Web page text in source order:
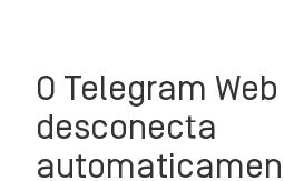
O Telegram Web
desconecta